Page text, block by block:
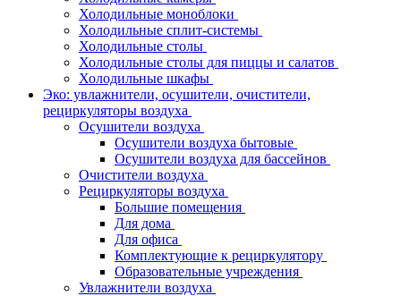
Холодильные моноблоки
Холодильные сплит-системы
Холодильные столы
Холодильные столы для пиццы и салатов
Холодильные шкафы
Эко: увлажнители, осушители, очистители,
рециркуляторы воздуха
Осушители воздуха
Осушители воздуха бытовые
Осушители воздуха для бассейнов
Очистители воздуха
Рециркуляторы воздуха
Большие помещения
Для дома
Для офиса
Комплектующие к рециркулятору
Образовательные учреждения
Увлажнители воздуха